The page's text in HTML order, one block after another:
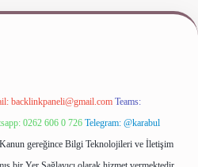
backlinkpaneli@gmail.com Teams:
0262 606 0 726 Telegram: @karabul
gereğince Bilgi Teknolojileri ve İletişim